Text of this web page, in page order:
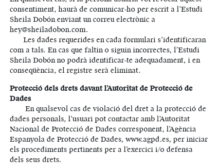
consentiment, haurà de comunicar-ho per escrit a l’Estudi
Sheila Dobón enviant un correu electrònic a
hey@sheiladobon.com.
Les dades requerides en cada formulari s’identificaran
com a tals. En cas que faltin o siguin incorrectes, l’Estudi
Sheila Dobón no podrà identificar-te adequadament, i en
conseqüència, el registre serà eliminat.
Protecció dels drets davant l’Autoritat de Protecció de
Dades
En qualsevol cas de violació del dret a la protecció de
dades personals, l’usuari pot contactar amb l’Autoritat
Nacional de Protecció de Dades corresponent, l’Agència
Espanyola de Protecció de Dades, www.agpd.es, per iniciar
els procediments pertinents per a l’exercici i/o defensa
dels seus drets.